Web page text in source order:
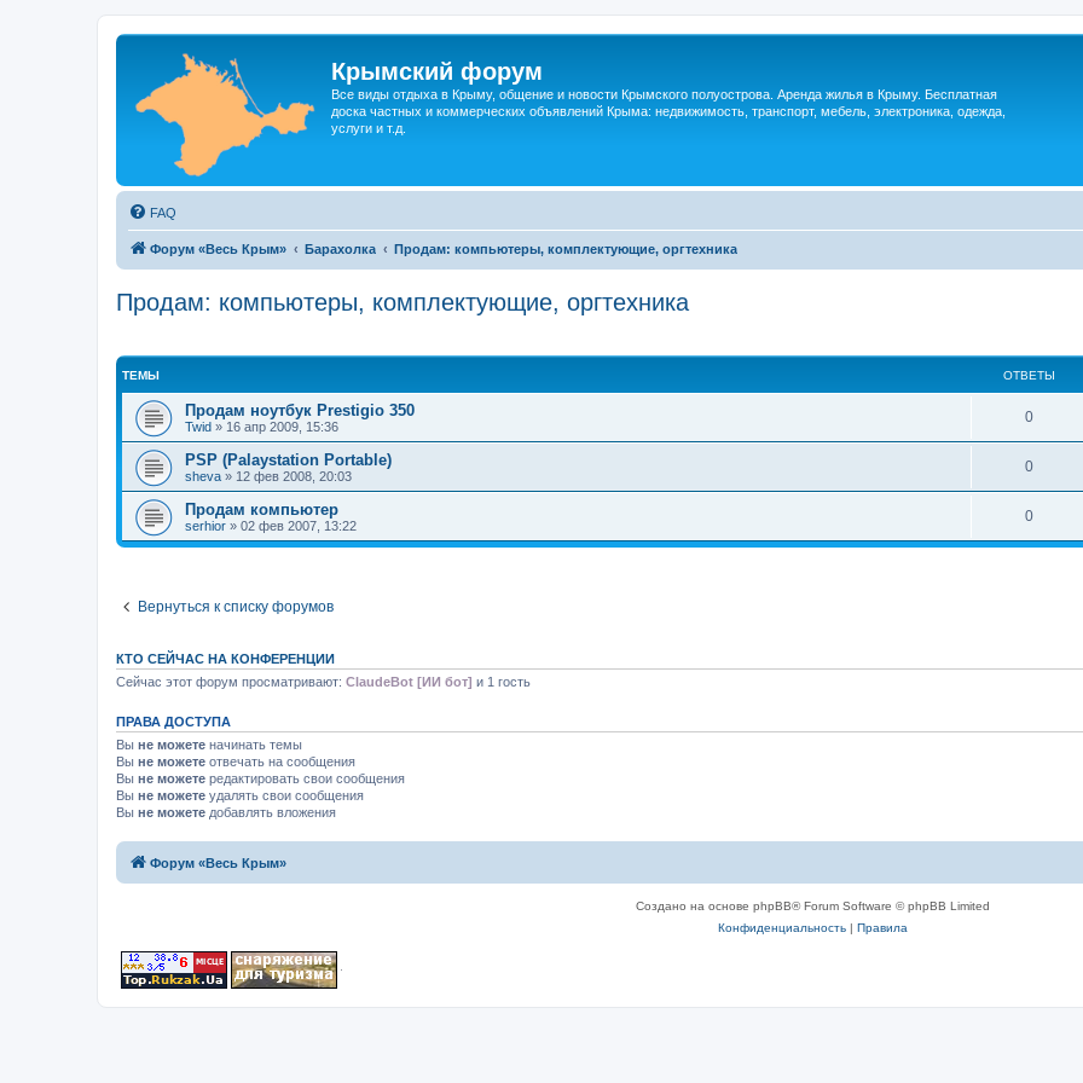
Крымский форум
Все виды отдыха в Крыму, общение и новости Крымского полуострова. Аренда жилья в Крыму. Бесплатная
доска частных и коммерческих объявлений Крыма: недвижимость, транспорт, мебель, электроника, одежда,
услуги и т.д.
FAQ
Форум «Весь Крым» Барахолка Продам: компьютеры, комплектующие, оргтехника
Продам: компьютеры, комплектующие, оргтехника
ТЕМЫ ОТВЕТЫ
Продам ноутбук Prestigio 350
Twid » 16 апр 2009, 15:36
0
PSP (Palaystation Portable)
sheva » 12 фев 2008, 20:03
0
Продам компьютер
serhior » 02 фев 2007, 13:22
0
Вернуться к списку форумов
КТО СЕЙЧАС НА КОНФЕРЕНЦИИ
Сейчас этот форум просматривают: ClaudeBot [ИИ бот] и 1 гость
ПРАВА ДОСТУПА
Вы не можете начинать темы
Вы не можете отвечать на сообщения
Вы не можете редактировать свои сообщения
Вы не можете удалять свои сообщения
Вы не можете добавлять вложения
Форум «Весь Крым»
Создано на основе phpBB® Forum Software © phpBB Limited
Конфиденциальность| Правила